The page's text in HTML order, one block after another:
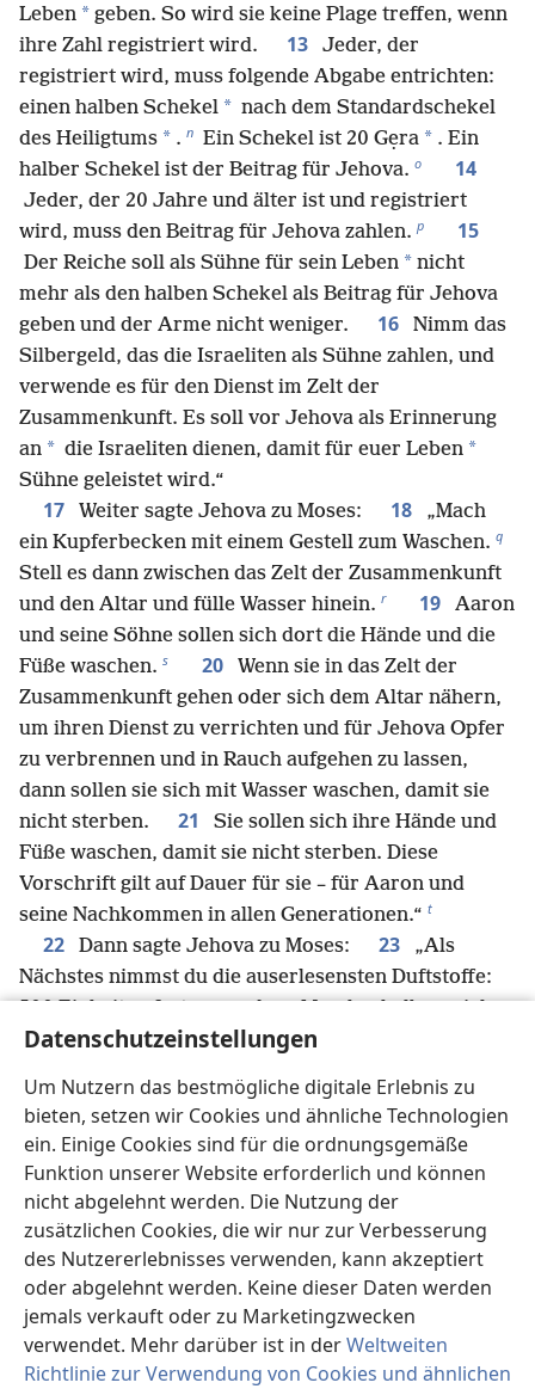
Datenschutzeinstellungen
Um Nutzern das bestmögliche digitale Erlebnis zu
bieten, setzen wir Cookies und ähnliche Technologien
ein. Einige Cookies sind für die ordnungsgemäße
Funktion unserer Website erforderlich und können
nicht abgelehnt werden. Die Nutzung der
zusätzlichen Cookies, die wir nur zur Verbesserung
des Nutzererlebnisses verwenden, kann akzeptiert
oder abgelehnt werden. Keine dieser Daten werden
jemals verkauft oder zu Marketingzwecken
verwendet. Mehr darüber ist in derWeltweiten
Richtlinie zur Verwendung von Cookies und ähnlichen
Leben * geben. So wird sie keine Plage treffen, wenn
ihre Zahl registriert wird.
13
Jeder, der
registriert wird, muss folgende Abgabe entrichten:
einen halben Schekel * nach dem Standardschekel
des Heiligtums * . n Ein Schekel ist 20 Gẹra * . Ein
halber Schekel ist der Beitrag für Jehova. o 14
Jeder, der 20 Jahre und älter ist und registriert
wird, muss den Beitrag für Jehova zahlen. p 15
Der Reiche soll als Sühne für sein Leben * nicht
mehr als den halben Schekel als Beitrag für Jehova
geben und der Arme nicht weniger.
16
Nimm das
Silbergeld, das die Israeliten als Sühne zahlen, und
verwende es für den Dienst im Zelt der
Zusammenkunft. Es soll vor Jehova als Erinnerung
an * die Israeliten dienen, damit für euer Leben *
Sühne geleistet wird.“
17 Weiter sagte Jehova zu Moses: 18
„Mach
ein Kupferbecken mit einem Gestell zum Waschen. q
Stell es dann zwischen das Zelt der Zusammenkunft
und den Altar und fülle Wasser hinein. r 19
Aaron
und seine Söhne sollen sich dort die Hände und die
Füße waschen. s 20
Wenn sie in das Zelt der
Zusammenkunft gehen oder sich dem Altar nähern,
um ihren Dienst zu verrichten und für Jehova Opfer
zu verbrennen und in Rauch aufgehen zu lassen,
dann sollen sie sich mit Wasser waschen, damit sie
nicht sterben.
21
Sie sollen sich ihre Hände und
Füße waschen, damit sie nicht sterben. Diese
Vorschrift gilt auf Dauer für sie – für Aaron und
seine Nachkommen in allen Generationen.“ t
22 Dann sagte Jehova zu Moses: 23
„Als
Nächstes nimmst du die auserlesensten Duftstoffe:
500 Einheiten fest gewordene Myrrhe, halb so viel
wohlriechenden Zimt – 250 Einheiten –, dann 250
Einheiten Kạssia, gemessen nach dem
Standardschekel des Heiligtums
* u sowie ein Hin
Olivenöl.
Stell damit ein heiliges Salböl her,
eine fachmännisch zubereitete Mischung
ein heiliges Salböl sein.
26 Damit salbst du dann das Zelt der
Zusammenkunft, w die Truhe mit den
Gesetzestafeln, 27 den Tisch und den Leuchter
mit dem jeweiligen Zubehör, den Räucheraltar,
den Brandopferaltar mit den dazugehörigen